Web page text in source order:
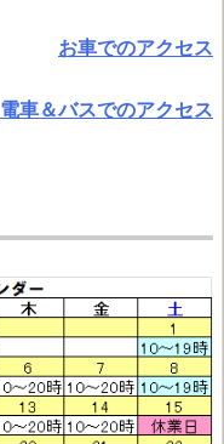
お車でのアクセス
電車＆バスでのアクセス